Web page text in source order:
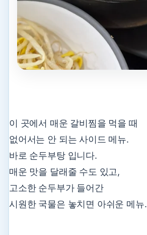
이 곳에서 매운 갈비찜을 먹을 때
없어서는 안 되는 사이드 메뉴.
바로 순두부탕 입니다.
매운 맛을 달래줄 수도 있고,
고소한 순두부가 들어간
시원한 국물은 놓치면 아쉬운 메뉴.